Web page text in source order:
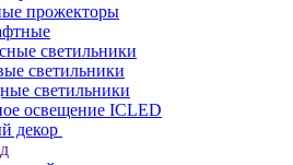
прожекторы
светильники
светильники
светильники
освещение ICLED
декор